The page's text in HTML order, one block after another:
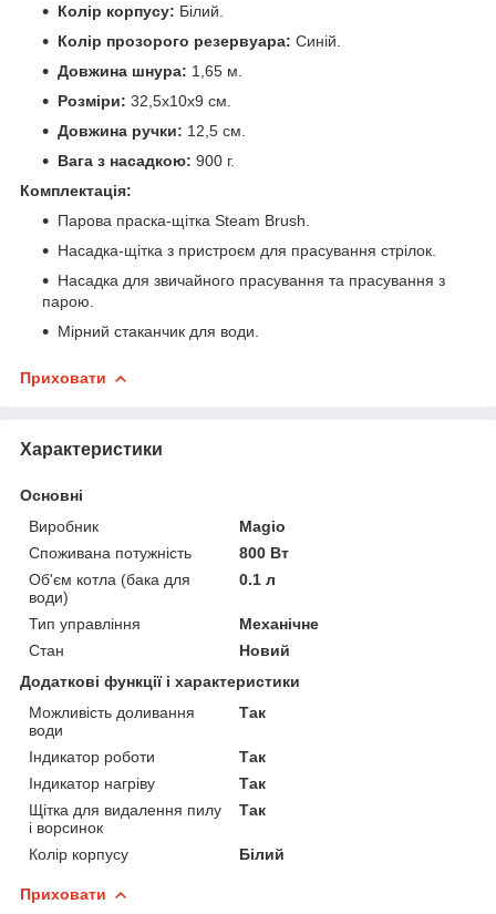
Колір корпусу: Білий.
Колір прозорого резервуара: Синій.
Довжина шнура: 1,65 м.
Розміри: 32,5х10х9 см.
Довжина ручки: 12,5 см.
Вага з насадкою: 900 г.
Комплектація:
Парова праска-щітка Steam Brush.
Насадка-щітка з пристроєм для прасування стрілок.
Насадка для звичайного прасування та прасування з
парою.
Мірний стаканчик для води.
Приховати
Характеристики
Основні
Виробник
Magio
Споживана потужність
800 Вт
Об'єм котла (бака для
води)
0.1 л
Тип управління
Механічне
Стан
Новий
Додаткові функції і характеристики
Можливість доливання
води
Так
Індикатор роботи
Так
Індикатор нагріву
Так
Щітка для видалення пилу
і ворсинок
Так
Колір корпусу Білий
Приховати